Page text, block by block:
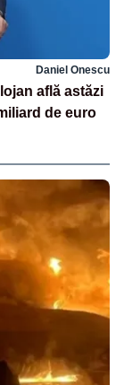
Daniel Onescu
află astăzi
de euro